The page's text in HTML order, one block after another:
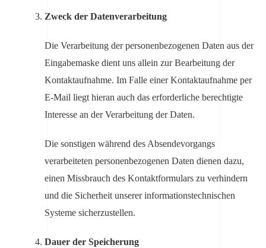
Zweck der Datenverarbeitung
Die Verarbeitung der personenbezogenen Daten aus der
Eingabemaske dient uns allein zur Bearbeitung der
Kontaktaufnahme. Im Falle einer Kontaktaufnahme per
E-Mail liegt hieran auch das erforderliche berechtigte
Interesse an der Verarbeitung der Daten.
Die sonstigen während des Absendevorgangs
verarbeiteten personenbezogenen Daten dienen dazu,
einen Missbrauch des Kontaktformulars zu verhindern
und die Sicherheit unserer informationstechnischen
Systeme sicherzustellen.
Dauer der Speicherung